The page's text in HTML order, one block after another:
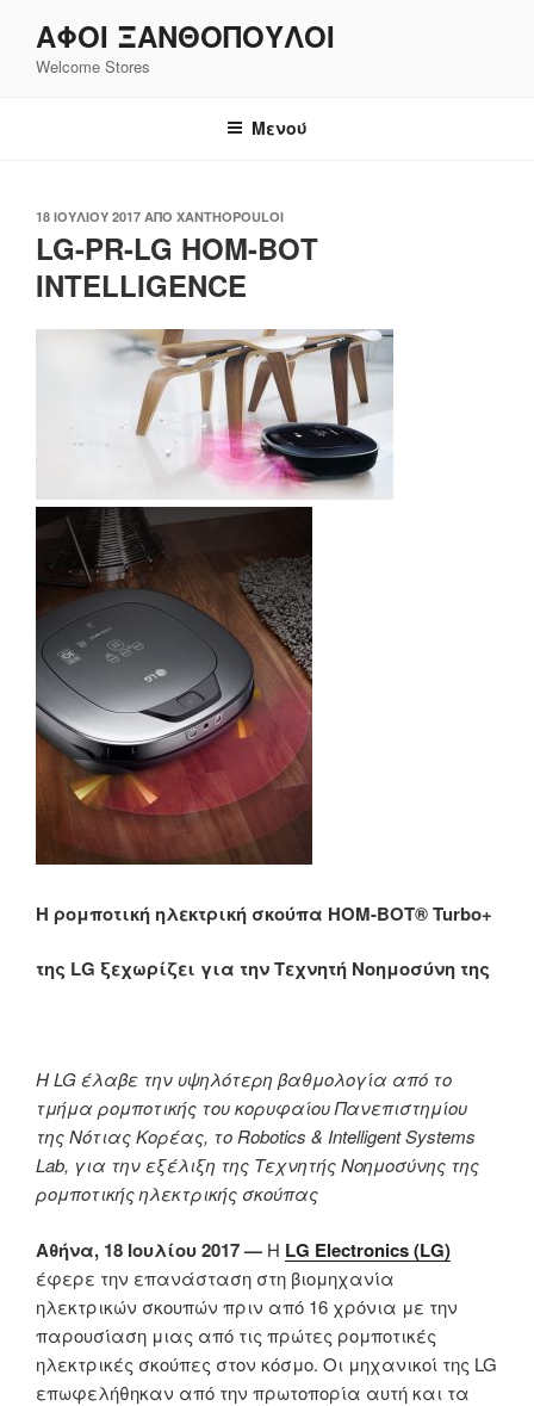
περιεχόμενο
ΑΦΟΙ ΞΑΝΘΌΠΟΥΛΟΙ
Welcome Stores
Μενού
ΔΗΜΟΣΙΕΎΤΗΚΕ
ΣΤΙΣ
18 ΙΟΥΛΊΟΥ 2017 ΑΠΌ XANTHOPOULOI
LG-PR-LG HOM-BOT
INTELLIGENCE
Η ρομποτική ηλεκτρική σκούπα HOM-BOT® Turbo+
της LG ξεχωρίζει για την Τεχνητή Νοημοσύνη της
ΗLGέλαβε την υψηλότερη βαθμολογία από το
τμήμα ρομποτικής του κορυφαίου Πανεπιστημίου
της Νότιας Κορέας, το Robotics & Intelligent Systems
Lab, για την εξέλιξη της Τεχνητής Νοημοσύνης της
ρομποτικής ηλεκτρικής σκούπας
Αθήνα, 18 Ιουλίου 2017— Η LG Electronics (LG)
έφερε την επανάσταση στη βιομηχανία
ηλεκτρικών σκουπών πριν από 16 χρόνια με την
παρουσίαση μιας από τις πρώτες ρομποτικές
ηλεκτρικές σκούπες στον κόσμο. Οι μηχανικοί της LG
επωφελήθηκαν από την πρωτοπορία αυτή και τα